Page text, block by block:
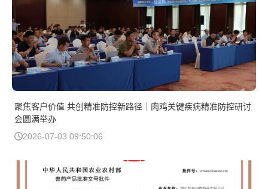
聚焦客户价值 共创精准防控新路径｜肉鸡关键疾病精准防控研讨
会圆满举办
2026-07-03 09:50:06